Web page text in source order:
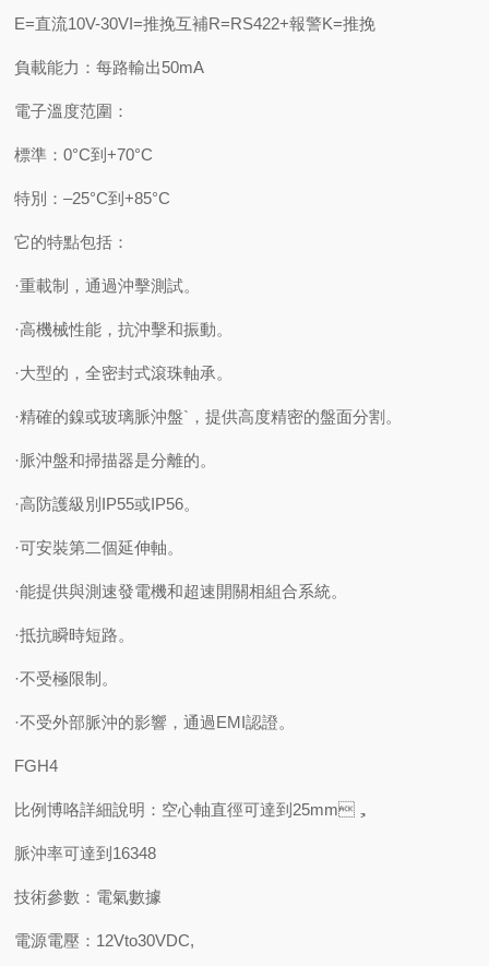
E=直流10V-30VI=推挽互補R=RS422+報警K=推挽
負載能力：每路輸出50mA
電子溫度范圍：
標準：0°C到+70°C
特別：–25°C到+85°C
它的特點包括：
·重載制，通過沖擊測試。
·高機械性能，抗沖擊和振動。
·大型的，全密封式滾珠軸承。
·精確的鎳或玻璃脈沖盤`，提供高度精密的盤面分割。
·脈沖盤和掃描器是分離的。
·高防護級別IP55或IP56。
·可安裝第二個延伸軸。
·能提供與測速發電機和超速開關相組合系統。
·抵抗瞬時短路。
·不受極限制。
·不受外部脈沖的影響，通過EMI認證。
FGH4
比例博咯詳細說明：空心軸直徑可達到25mm，
脈沖率可達到16348
技術參數：電氣數據
電源電壓：12Vto30VDC,